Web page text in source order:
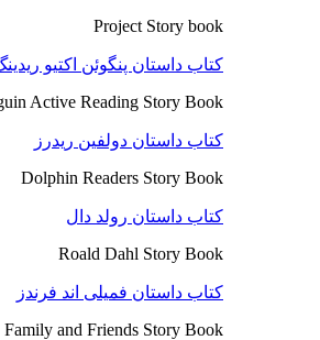
Project Story book
کتاب داستان پنگوئن اکتیو
Active Reading Story Book
کتاب داستان دولفین ریدرز
Dolphin Readers Story Book
کتاب داستان رولد دال
Roald Dahl Story Book
کتاب داستان فمیلی اند فرندز
Family and Friends Story Book